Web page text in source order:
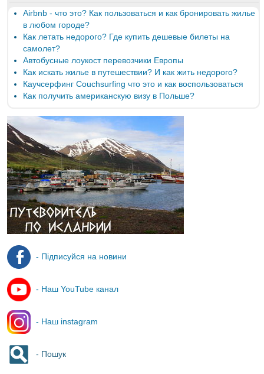
Airbnb - что это? Как пользоваться и как бронировать жилье
в любом городе?
Как летать недорого? Где купить дешевые билеты на
самолет?
Автобусные лоукост перевозчики Европы
Как искать жилье в путешествии? И как жить недорого?
Каучсерфинг Couchsurfing что это и как воспользоваться
Как получить американскую визу в Польше?
- Підписуйся на новини
- Наш YouTube канал
- Наш instagram
- Пошук